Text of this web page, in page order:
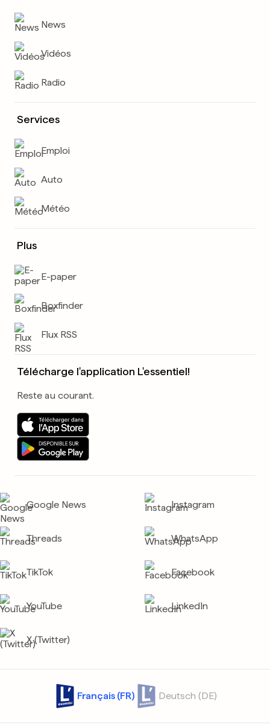
News
Vidéos
Radio
Services
Emploi
Auto
Météo
Plus
E-paper
Boxfinder
Flux RSS
Télécharge l'application L'essentiel!
Reste au courant.
Google News Instagram
Threads WhatsApp
TikTok Facebook
YouTube LinkedIn
X (Twitter)
Français (FR) Deutsch (DE)